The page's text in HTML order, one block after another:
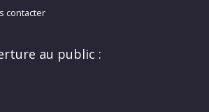
contacter
au public :